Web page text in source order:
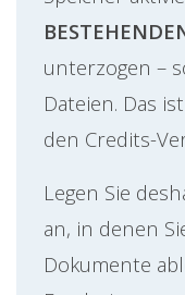
unterzogen –
Dateien. Das
den Credits-
Legen Sie
an, in denen
Dokumente